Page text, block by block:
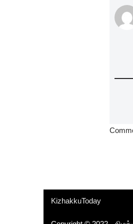
KizhakkuToday